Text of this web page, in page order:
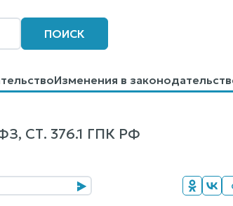
ПОИСК
Изменения в
СТ. 376.1 ГПК РФ